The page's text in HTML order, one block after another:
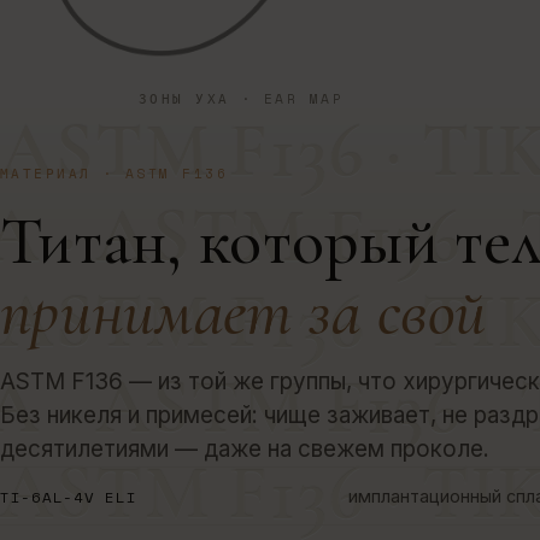
ЗОНЫ УХА · EAR MAP
ASTM F136 ·
· ASTM F136 ·
ASTM F136 ·
· ASTM F136 ·
ASTM F136 ·
МАТЕРИАЛ · ASTM F136
Титан, который
принимает за свой
ASTM F136 — из той же группы, что
Без никеля и примесей: чище заживает, не
десятилетиями — даже на свежем проколе.
TI-6AL-4V ELI имплантационный